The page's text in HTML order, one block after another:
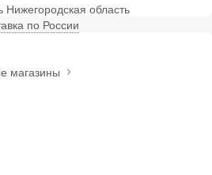
Нижегородская область
по России
магазины